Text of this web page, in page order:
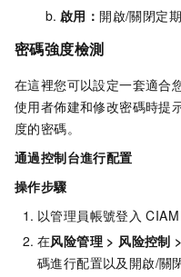
啟用：開啟/關閉定期
密碼強度檢測
在這裡您可以設定一套適合
使用者佈建和修改密碼時提
度的密碼。
通過控制台進行配置
操作步驟
以管理員帳號登入 CIAM
在风险管理 > 风险控制
碼進行配置以及開啟/關閉